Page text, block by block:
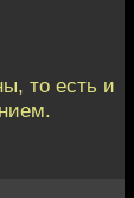
то есть и